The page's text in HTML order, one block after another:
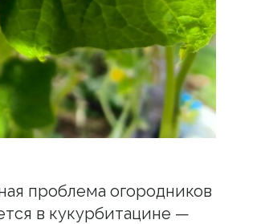
проблема огородников
в кукурбитацине —